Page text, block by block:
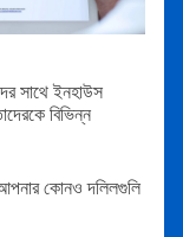
সাথে ইনহাউস
বিভিন্ন
কোনও দলিলগুলি